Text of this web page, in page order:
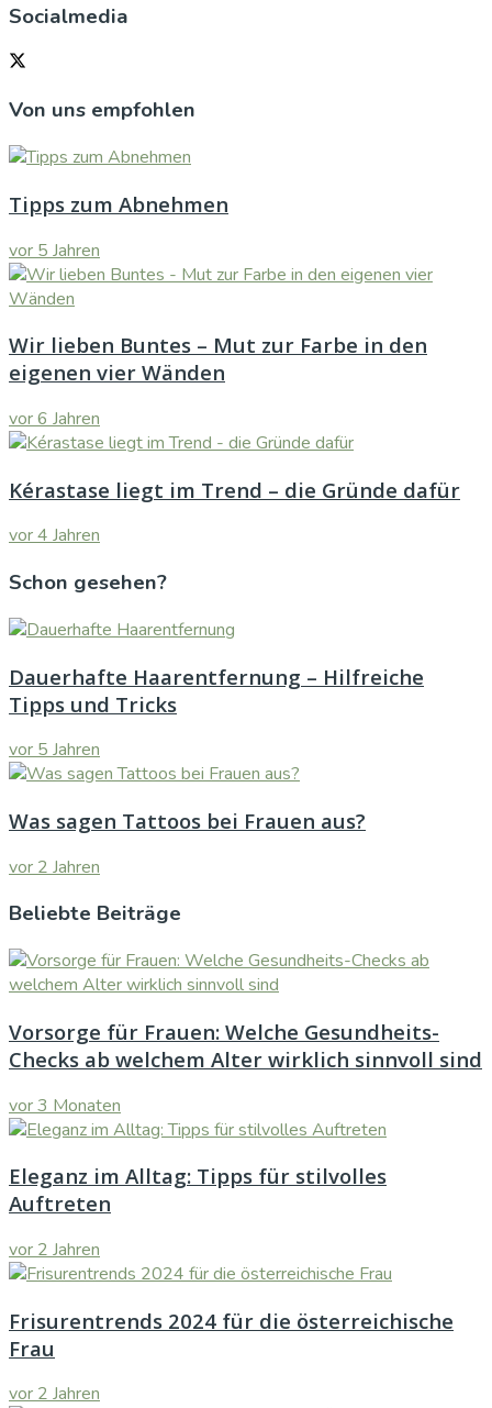
Socialmedia
Von uns empfohlen
Tipps zum Abnehmen
vor 5 Jahren
Wir lieben Buntes – Mut zur Farbe in den
eigenen vier Wänden
vor 6 Jahren
Kérastase liegt im Trend – die Gründe dafür
vor 4 Jahren
Schon gesehen?
Dauerhafte Haarentfernung – Hilfreiche
Tipps und Tricks
vor 5 Jahren
Was sagen Tattoos bei Frauen aus?
vor 2 Jahren
Beliebte Beiträge
Vorsorge für Frauen: Welche Gesundheits-
Checks ab welchem Alter wirklich sinnvoll sind
vor 3 Monaten
Eleganz im Alltag: Tipps für stilvolles
Auftreten
vor 2 Jahren
Frisurentrends 2024 für die österreichische
Frau
vor 2 Jahren